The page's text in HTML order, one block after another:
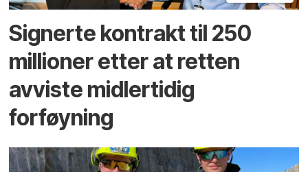
Signerte kontrakt til 250
millioner etter at retten
avviste midlertidig
forføyning